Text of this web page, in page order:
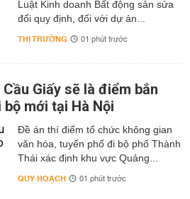
Luật Kinh doanh Bất động sản sửa
đổi quy định, đối với dự án...
THỊ TRƯỜNG 01 phút trước
Giấy sẽ là điểm bắn
mới tại Hà Nội
Đề án thí điểm tổ chức không gian
văn hóa, tuyến phố đi bộ phố Thành
Thái xác định khu vực Quảng...
QUY HOẠCH 01 phút trước